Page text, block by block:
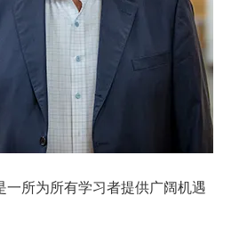
一所为所有学习者提供广阔机遇